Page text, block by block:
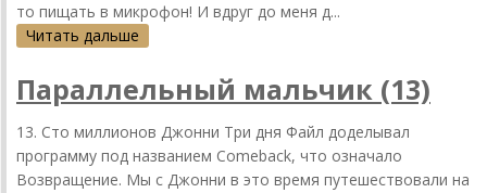
то пищать в микрофон! И вдруг до меня д...
Читать дальше
Параллельный мальчик (13)
13. Сто миллионов Джонни Три дня Файл доделывал
программу под названием Соmeback, что означало
Возвращение. Мы с Джонни в это время путешествовали на